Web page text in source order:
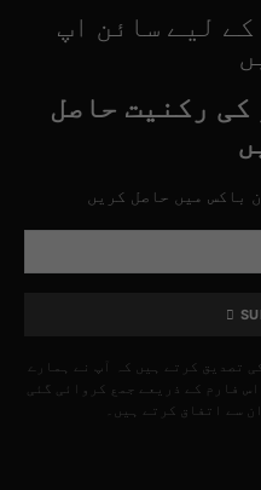
لیے سائن اپ
کی رکنیت حاصل
باکس میں حاصل کریں
تصدیق کرتے ہیں کہ آپ نے ہمارے
فارم کے ذریعے جمع کروائی گئی
سے اتفاق کرتے ہیں۔